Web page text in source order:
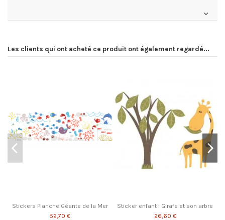
Les clients qui ont acheté ce produit ont également regardé...
Stickers Planche Géante de la Mer
52,70 €
Sticker enfant : Girafe et son arbre
26,60 €